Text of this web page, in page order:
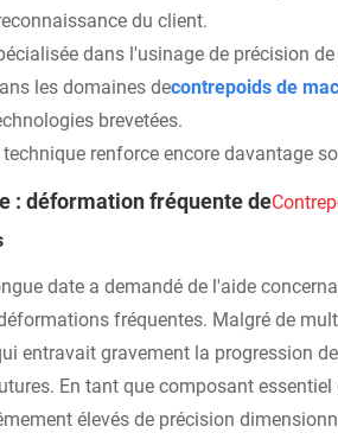
du client.
dans l'usinage de précision
les domaines decontrepoids de
brevetées.
technique renforce encore davantage
: déformation fréquente de
date a demandé de l'aide
fréquentes. Malgré de
entravait gravement la progression
En tant que composant
élevés de précision